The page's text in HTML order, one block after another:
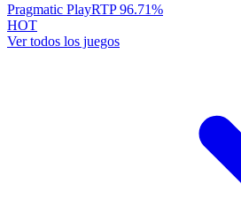
Pragmatic PlayRTP96.71%
HOT
Ver todos los juegos